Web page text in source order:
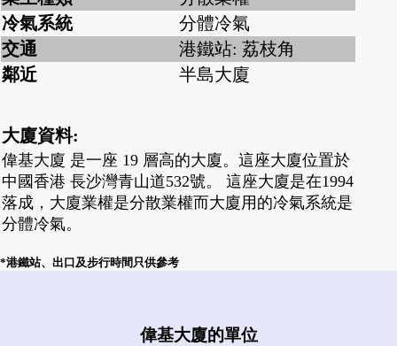
冷氣系統
分體冷氣
交通
港鐵站: 荔枝角
鄰近
半島大廈
大廈資料:
偉基大廈 是一座 19 層高的大廈。這座大廈位置於
中國香港 長沙灣青山道532號。 這座大廈是在1994
落成，大廈業權是分散業權而大廈用的冷氣系統是
分體冷氣。
*港鐵站、出口及步行時間只供參考
偉基大廈的單位